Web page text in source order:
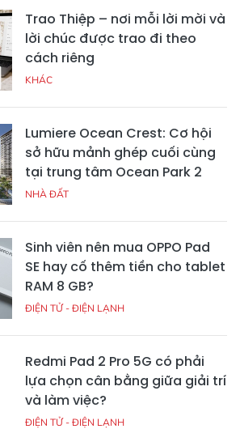
Trao Thiệp – nơi mỗi lời mời và
lời chúc được trao đi theo
cách riêng
KHÁC
Lumiere Ocean Crest: Cơ hội
sở hữu mảnh ghép cuối cùng
tại trung tâm Ocean Park 2
NHÀ ĐẤT
Sinh viên nên mua OPPO Pad
SE hay cố thêm tiền cho tablet
RAM 8 GB?
ĐIỆN TỬ - ĐIỆN LẠNH
Redmi Pad 2 Pro 5G có phải
lựa chọn cân bằng giữa giải trí
và làm việc?
ĐIỆN TỬ - ĐIỆN LẠNH